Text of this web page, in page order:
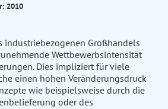
2010
industriebezogenen Großhandels
Wettbewerbsintensität
Dies impliziert für viele
einen hohen Veränderungsdruck
wie beispielsweise durch die
oder des